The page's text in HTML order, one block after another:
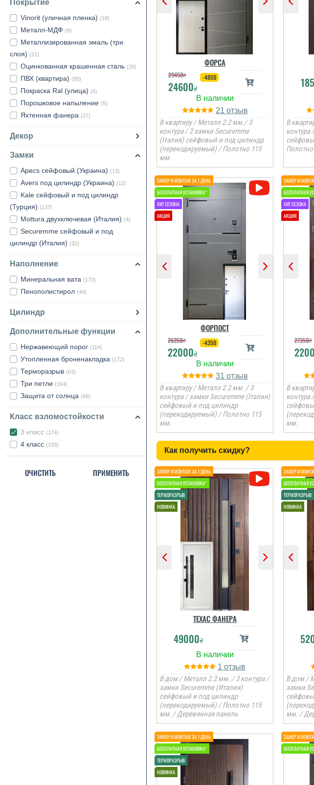
Покрытие
Vinorit (уличная пленка) (18)
Металл-МДФ (8)
Металлизированная эмаль (три
слоя) (21)
Оцинкованная крашенная сталь (20)
ПВХ (квартира) (85)
Покраска Ral (улица) (6)
Порошковое напыление (5)
Яхтенная фанера (27)
Декор
Замки
Apecs сейфовый (Украина) (13)
Avers под цилиндр (Украина) (12)
Kale сейфовый и под цилиндр
(Турция) (137)
Mottura двухключевая (Италия) (4)
Securemme сейфовый и под
цилиндр (Италия) (32)
Наполнение
Минеральная вата (173)
Пенополистирол (44)
Цилиндр
Дополнительные функции
Нержавеющий порог (114)
Утопленная броненакладка (172)
Терморазрыв (63)
Три петли (164)
Защита от солнца (69)
Класс взломостойкости
3 класс (174)
4 класс (193)
ОЧИСТИТЬ ПРИМЕНИТЬ
ФОРСА
29450₴
24600₴
-4850
21
В квартиру / Металл 2.2 мм./ 3
контура / 2 замки Securemme
(Італия) сейфовый и под цилиндр
(перекодируемый) / Полотно 115
мм.
В
контура
ФОРПОСТ
26350₴
22000₴
-4350
31
В квартиру / Металл 2.2 мм. / 3
контура / замки Securemme (Італия)
сейфовый и под цилиндр
(перекодируемый) / Полотно 115
мм.
27350₴
В
контура
мм.
Как получить скидку?
ТЕХАС ФАНЕРА
49000₴
1
В дом / Металл 2.2 мм. / 3 контура /
замки Securemme (Италия)
сейфовый и под цилиндр
(перекодируемый) / Полотно 115
мм. / Деревянная панель
В дом /
замки
мм. /